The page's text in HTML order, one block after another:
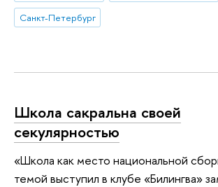
Санкт-Петербург
Школа сакральна своей
секулярностью
«Школа как место национальной
темой выступил в клубе «Билингва»